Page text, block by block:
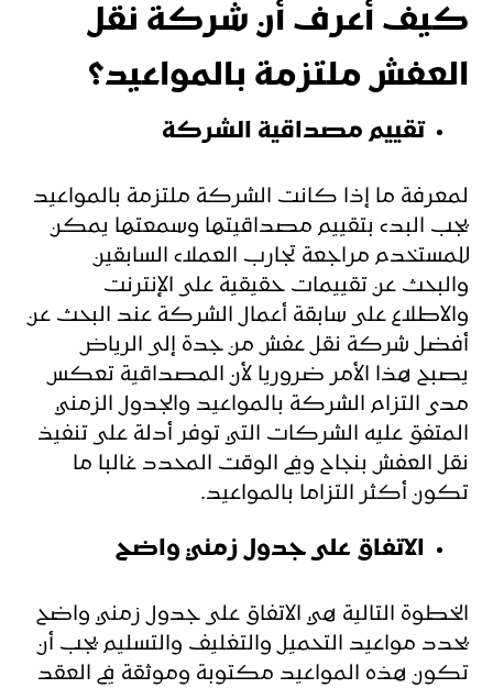
كيف أعرف أن شركة نقل
العفش ملتزمة بالمواعيد؟
تقييم مصداقية الشركة
لمعرفة ما إذا كانت الشركة ملتزمة بالمواعيد
يجب البدء بتقييم مصداقيتها وسمعتها يمكن
للمستخدم مراجعة تجارب العملاء السابقين
والبحث عن تقييمات حقيقية على الإنترنت
والاطلاع على سابقة أعمال الشركة عند البحث عن
أفضل شركة نقل عفش من جدة إلى الرياض
يصبح هذا الأمر ضروريا لأن المصداقية تعكس
مدى التزام الشركة بالمواعيد والجدول الزمني
المتفق عليه الشركات التي توفر أدلة على تنفيذ
نقل العفش بنجاح وفي الوقت المحدد غالبا ما
تكون أكثر التزاما بالمواعيد.
الاتفاق على جدول زمني واضح
الخطوة التالية هي الاتفاق على جدول زمني واضح
يحدد مواعيد التحميل والتغليف والتسليم يجب أن
تكون هذه المواعيد مكتوبة وموثقة في العقد